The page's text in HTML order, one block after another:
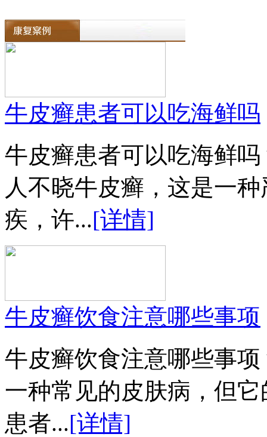
牛皮癣患者可以吃海鲜吗
牛皮癣患者可以吃海鲜
人不晓牛皮癣，这是一
疾，许...[详情]
牛皮癣饮食注意哪些事项
牛皮癣饮食注意哪些事
一种常见的皮肤病，但
患者...[详情]